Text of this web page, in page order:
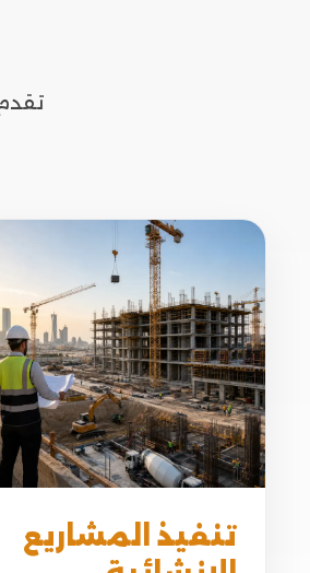
تنفيذ المشاريع